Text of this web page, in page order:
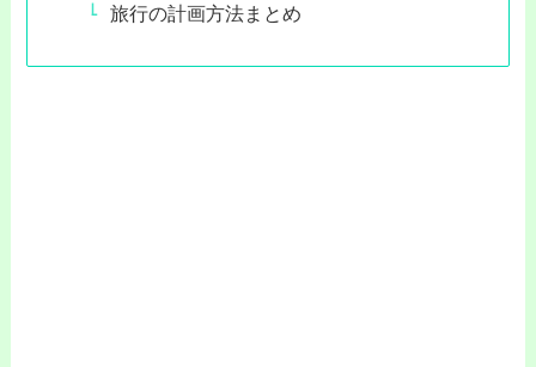
旅行の計画方法まとめ